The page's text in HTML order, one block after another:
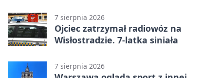
7 sierpnia 2026
Ojciec zatrzymał radiowóz na
Wisłostradzie. 7-latka siniała
7 sierpnia 2026